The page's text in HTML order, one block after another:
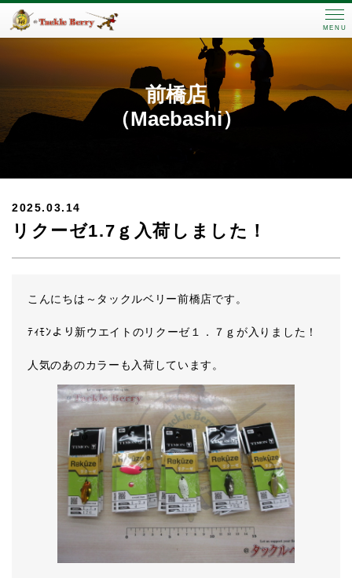
MENU
前橋店
（Maebashi）
2025.03.14
リクーゼ1.7ｇ入荷しました！
こんにちは～タックルベリー前橋店です。
ﾃｨﾓﾝより新ウエイトのリクーゼ１．７ｇが入りました！
人気のあのカラーも入荷しています。